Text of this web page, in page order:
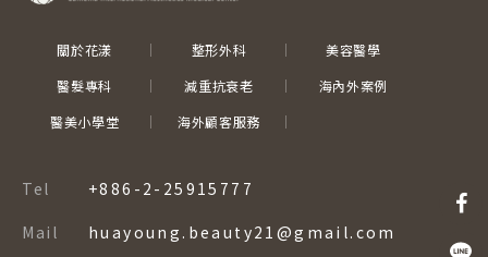
關於花漾 整形外科
美容醫學
醫髮專科
減重抗衰老
海內外案例
醫美小學堂
海外顧客服務
Tel
+886-2-25915777
Mail
huayoung.beauty21@gmail.com